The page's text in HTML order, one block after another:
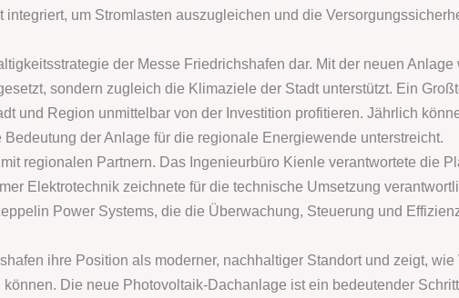
um Stromlasten auszugleichen und die
der Messe Friedrichshafen dar. Mit der neuen Anlage
sondern zugleich die Klimaziele der Stadt unterstützt. Ein
und Region unmittelbar von der Investition profitieren. Jährlich
der Anlage für die regionale Energiewende unterstreicht.
regionalen Partnern. Das Ingenieurbüro Kienle verantwortete die
Elektrotechnik zeichnete für die technische Umsetzung
Power Systems, die die Überwachung, Steuerung und
ihre Position als moderner, nachhaltiger Standort und zeigt, wie
Die neue Photovoltaik-Dachanlage ist ein bedeutender